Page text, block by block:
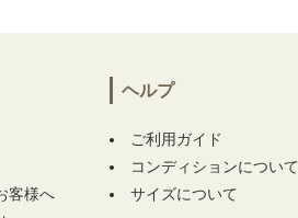
客様へ
ヘルプ
ご利用ガイド
コンディションについて
サイズについて